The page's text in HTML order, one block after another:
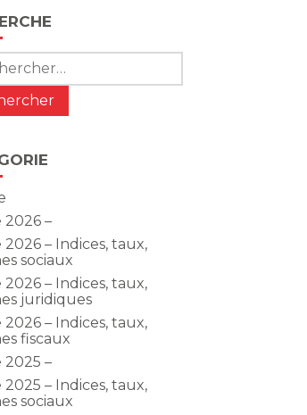
:
2026 –
– Indices, taux,
sociaux
– Indices, taux,
juridiques
– Indices, taux,
fiscaux
2025 –
– Indices, taux,
sociaux